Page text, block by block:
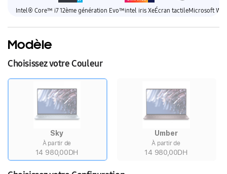
Intel® Core™ i7 12ème génération Evo™intel iris XeÉcran tactileMicrosoft
Modèle
Choisissez votre Couleur
Sky
À partir de
14 980,00DH
Umber
À partir de
14 980,00DH